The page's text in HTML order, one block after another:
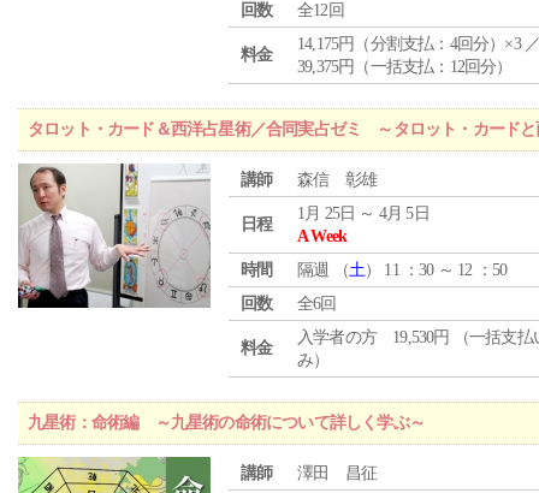
回数
全12回
料金
14,175円（分割支払：4回分）×3
39,375円（一括支払：12回分）
タロット・カード＆西洋占星術／合同実占ゼミ ～タロット・カード
講師 森信 彰雄
日程
1月 25日 ～ 4月 5日
A Week
時間
隔週 （土） 11 ：30 ～ 12 ：50
回数
全6回
料金
入学者の方 19,530円 （一括支払
み）
九星術：命術編 ～九星術の命術について詳しく学ぶ～
講師 澤田 昌征